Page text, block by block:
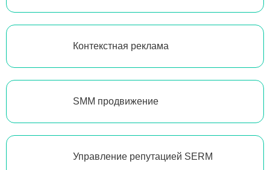
Контекстная реклама
SMM продвижение
Управление репутацией SERM